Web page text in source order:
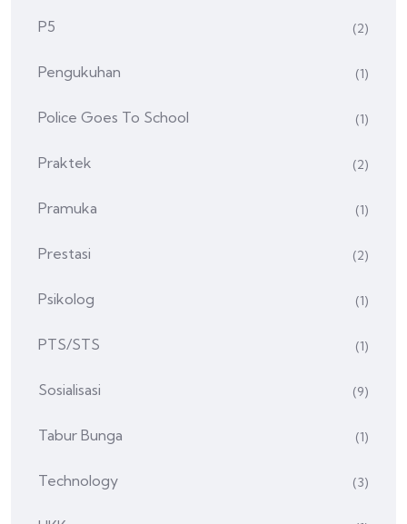
P5 (2)
Pengukuhan (1)
Police Goes To School (1)
Praktek (2)
Pramuka (1)
Prestasi (2)
Psikolog (1)
PTS/STS (1)
Sosialisasi (9)
Tabur Bunga (1)
Technology (3)